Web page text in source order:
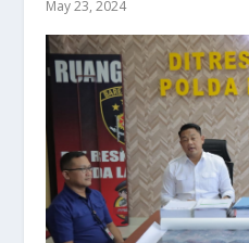
May 23, 2024